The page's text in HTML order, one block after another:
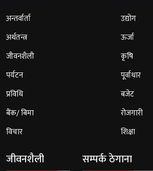
अन्तर्वार्ता
अर्थतन्त्र
जीवनशैली
पर्यटन
प्रविधि
बैंक/ बिमा
विचार
उद्योग
ऊर्जा
कृषि
पूर्वाधार
बजेट
रोजगारी
शिक्षा
जीवनशैली सम्पर्क ठेगाना